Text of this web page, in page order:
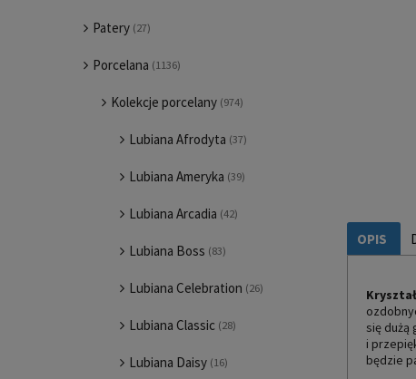
Patery (27)
Porcelana (1136)
Kolekcje porcelany (974)
Lubiana Afrodyta (37)
Lubiana Ameryka (39)
Lubiana Arcadia (42)
Lubiana Boss (83)
Lubiana Celebration (26)
Lubiana Classic (28)
Lubiana Daisy (16)
OPIS
się dużą
i
będzie